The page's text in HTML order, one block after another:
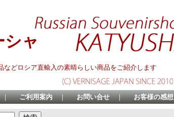
ャ
どロシア直輸入の素晴らしい商品をご紹介します
ご利用案内 ｜ お問い合せ ｜ お客様の感想